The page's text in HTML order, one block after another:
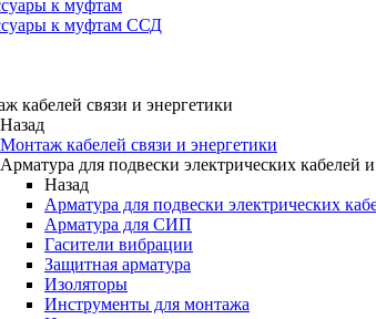
к муфтам
к муфтам ССД
кабелей связи и энергетики
Назад
Монтаж кабелей связи и энергетики
Арматура для подвески электрических кабелей и
Назад
Арматура для подвески электрических
Арматура для СИП
Гасители вибрации
Защитная арматура
Изоляторы
Инструменты для монтажа